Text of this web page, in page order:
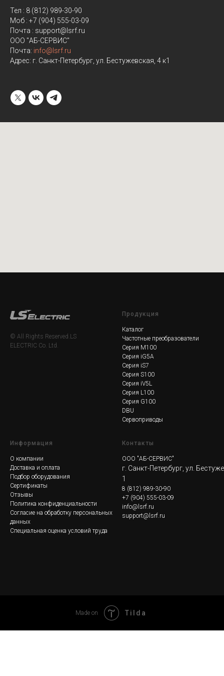
Тел : 8 (812) 989-30-90
Моб : +7 (904) 555-03-09
Почта : support@lsrf.ru
ООО "АБ-СЕРВИС"
Почта: info@lsrf.ru
Адрес: г. Санкт-Петербург, ул. Бестужевская, 4 к1
© All Rights Reserved.LS
ELECTRIC Co. Ltd.
Продукция
Каталог
Частотные преобразователи
Серия M100
Серия iG5A
Серия iS7
Серия S100
Серия iV5L
Серия L100
Серия G100
DBU
Сервоприводы
Информация
О компании
Доставка и оплата
Подбор оборудования
Сертификаты
Отзывы
Политика конфиденциальности
Согласие на обработку персональных
данных
Специальная оценка условий труда
Контакты
ООО "АБ-СЕРВИС"
г. Санкт-Петербург, ул.
1
8 (812) 989-30-90
+7 (904) 555-03-09
info@lsrf.ru
support@lsrf.ru
Made on Tilda